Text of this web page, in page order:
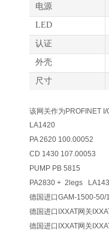
电源
LED
认证
外壳
尺寸
该网关作为PROFINET
LA1420
PA 2620 100.00052
CD 1430 107.00053
PUMP PB 5815
PA2830 + 2legs
德国进口GAM-1500-50/
德国进口IXXAT网关
德国进口IXXAT网关